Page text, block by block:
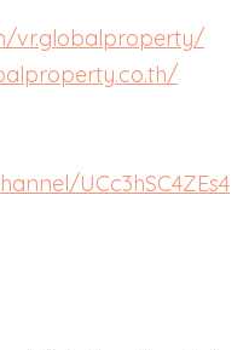
vr.globalproperty/
UCc3hSC4ZEs4